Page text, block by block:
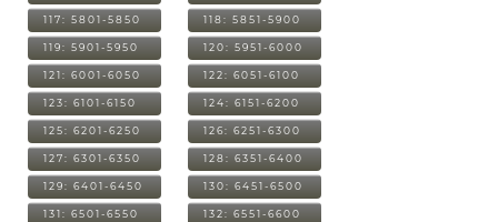
117: 5801-5850 118: 5851-5900
119: 5901-5950 120: 5951-6000
121: 6001-6050 122: 6051-6100
123: 6101-6150 124: 6151-6200
125: 6201-6250 126: 6251-6300
127: 6301-6350 128: 6351-6400
129: 6401-6450 130: 6451-6500
131: 6501-6550 132: 6551-6600